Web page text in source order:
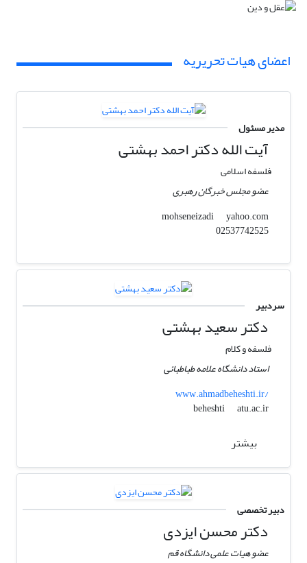
اعضای هیات تحریریه
مدیر مسئول
آیت الله دکتر احمد بهشتی
فلسفه اسلامی
عضو مجلس خبرگان رهبری
mohseneizadi
yahoo.com
02537742525
سردبیر
دکتر سعید بهشتی
فلسفه و کلام
استاد دانشگاه علامه طباطبائی
www.ahmadbeheshti.ir/
beheshti
atu.ac.ir
بیشتر
دبیر تخصصی
دکتر محسن ایزدی
عضو هیات علمی دانشگاه قم